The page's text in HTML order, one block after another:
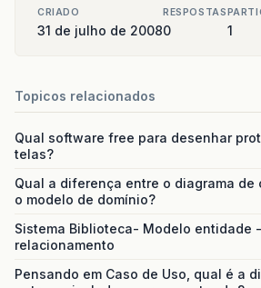
CRIADO
31 de julho de 2008
RESPOSTAS
0 1
Topicos relacionados
Qual software free para desenhar
telas?
Qual a diferença entre o diagrama de
o modelo de domínio?
Sistema Biblioteca- Modelo entidade -
relacionamento
Pensando em Caso de Uso, qual é a